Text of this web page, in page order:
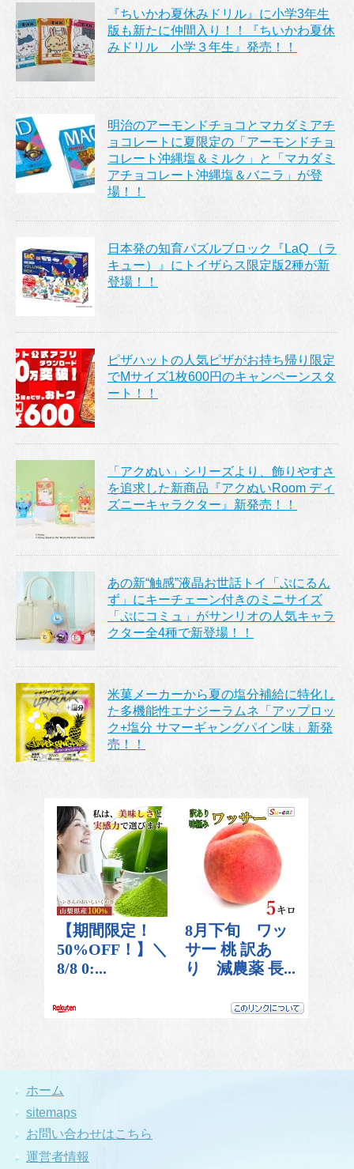
『ちいかわ夏休みドリル』に小学3年生
版も新たに仲間入り！！『ちいかわ夏休
みドリル 小学３年生』発売！！
明治のアーモンドチョコとマカダミアチ
ョコレートに夏限定の「アーモンドチョ
コレート沖縄塩＆ミルク」と「マカダミ
アチョコレート沖縄塩＆バニラ」が登
場！！
日本発の知育パズルブロック『LaQ （ラ
キュー）』にトイザらス限定版2種が新
登場！！
ピザハットの人気ピザがお持ち帰り限定
でMサイズ1枚600円のキャンペーンスタ
ート！！
「アクぬい」シリーズより、飾りやすさ
を追求した新商品『アクぬいRoom ディ
ズニーキャラクター』新発売！！
あの新“触感”液晶お世話トイ「ぷにるん
ず」にキーチェーン付きのミニサイズ
「ぷにコミュ」がサンリオの人気キャラ
クター全4種で新登場！！
米菓メーカーから夏の塩分補給に特化し
た多機能性エナジーラムネ「アップロッ
ク+塩分 サマーギャングパイン味」新発
売！！
ホーム
sitemaps
お問い合わせはこちら
運営者情報